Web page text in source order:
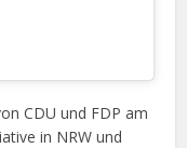
CDU und FDP am
in NRW und